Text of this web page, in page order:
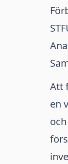
Att
en